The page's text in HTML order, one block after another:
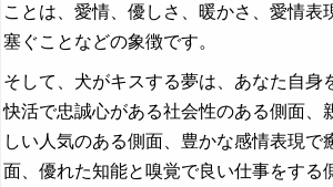
ことは、愛情、優しさ、暖かさ、愛情表
塞ぐことなどの象徴です。
そして、犬がキスする夢は、あなた自身
快活で忠誠心がある社会性のある側面、
しい人気のある側面、豊かな感情表現で
面、優れた知能と嗅覚で良い仕事をする